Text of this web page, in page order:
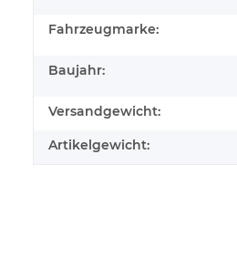
Fahrzeugmarke:
Baujahr:
Versandgewicht:
Artikelgewicht: